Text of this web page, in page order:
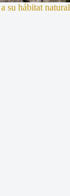
su hábitat natural